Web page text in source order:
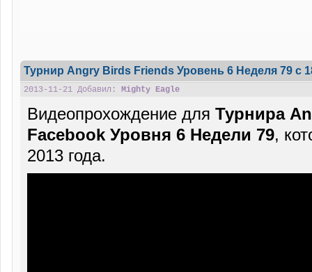
Турнир Angry Birds Friends Уровень 6 Неделя 79 c
2013-11-21 Добавил: Mighty Eagle
Видеопрохождение для Турнира
Facebook Уровня 6 Недели 79,
2013 года.